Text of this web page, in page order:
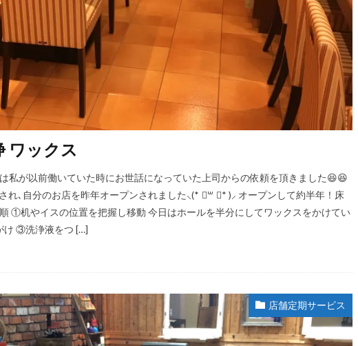
ワックス
私が以前働いていた時にお世話になっていた上司からの依頼を頂きました😆😆
れ､自分のお店を昨年オープンされました⸜(* ॑꒳ ॑* )⸝ オープンして約半年！床
①机やイスの位置を把握し移動 今日はホールを半分にしてワックスをかけてい
け ③洗浄液をつ […]
店舗定期サービス